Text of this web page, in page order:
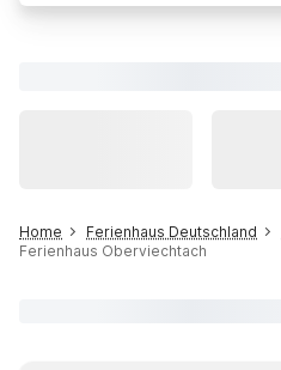
Home Ferienhaus Deutschland
Ferienhaus Oberviechtach